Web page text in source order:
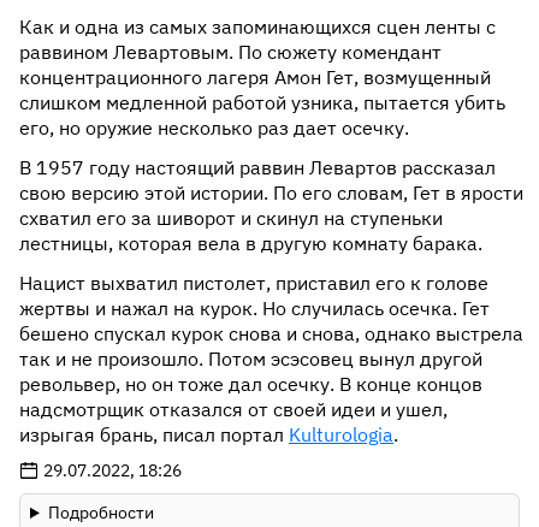
Как и одна из самых запоминающихся сцен ленты с
раввином Левартовым. По сюжету комендант
концентрационного лагеря Амон Гет, возмущенный
слишком медленной работой узника, пытается убить
его, но оружие несколько раз дает осечку.
В 1957 году настоящий раввин Левартов рассказал
свою версию этой истории. По его словам, Гет в ярости
схватил его за шиворот и скинул на ступеньки
лестницы, которая вела в другую комнату барака.
Нацист выхватил пистолет, приставил его к голове
жертвы и нажал на курок. Но случилась осечка. Гет
бешено спускал курок снова и снова, однако выстрела
так и не произошло. Потом эсэсовец вынул другой
револьвер, но он тоже дал осечку. В конце концов
надсмотрщик отказался от своей идеи и ушел,
изрыгая брань, писал портал Kulturologia.
29.07.2022, 18:26
Подробности